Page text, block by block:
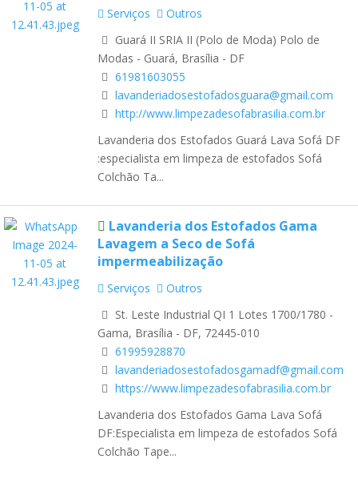
Serviços
Outros
Guará II SRIA II (Polo de Moda) Polo de
Modas - Guará, Brasília - DF
61981603055
lavanderiadosestofadosguara@gmail.com
http://www.limpezadesofabrasilia.com.br
Lavanderia dos Estofados Guará Lava Sofá DF
:especialista em limpeza de estofados Sofá
Colchão Ta...
Lavanderia dos Estofados Gama
Lavagem a Seco de Sofá
impermeabilização
Serviços
Outros
St. Leste Industrial QI 1 Lotes 1700/1780 -
Gama, Brasília - DF, 72445-010
61995928870
lavanderiadosestofadosgamadf@gmail.com
https://www.limpezadesofabrasilia.com.br
Lavanderia dos Estofados Gama Lava Sofá
DF:Especialista em limpeza de estofados Sofá
Colchão Tape...